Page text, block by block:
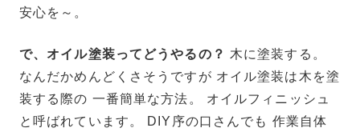
安心を～。
で、オイル塗装ってどうやるの？ 木に塗装する。
なんだかめんどくさそうですが オイル塗装は木を塗
装する際の 一番簡単な方法。 オイルフィニッシュ
と呼ばれています。 DIY序の口さんでも 作業自体